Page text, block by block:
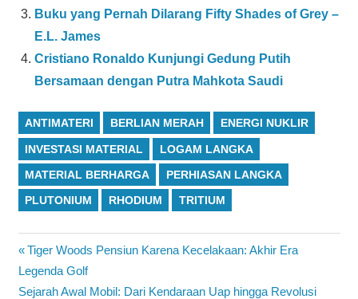
Buku yang Pernah Dilarang Fifty Shades of Grey –
E.L. James
Cristiano Ronaldo Kunjungi Gedung Putih
Bersamaan dengan Putra Mahkota Saudi
ANTIMATERI BERLIAN MERAH ENERGI NUKLIR
INVESTASI MATERIAL LOGAM LANGKA
MATERIAL BERHARGA PERHIASAN LANGKA
PLUTONIUM RHODIUM TRITIUM
Navigasi
pos
Previous
Post:
Tiger Woods Pensiun Karena Kecelakaan: Akhir Era
Legenda Golf
Next
Sejarah Awal Mobil: Dari Kendaraan Uap hingga Revolusi